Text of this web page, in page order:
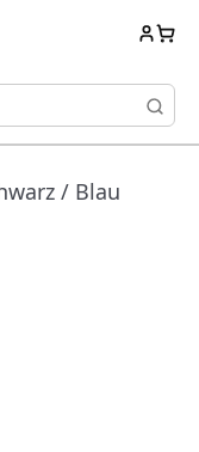
/ Blau